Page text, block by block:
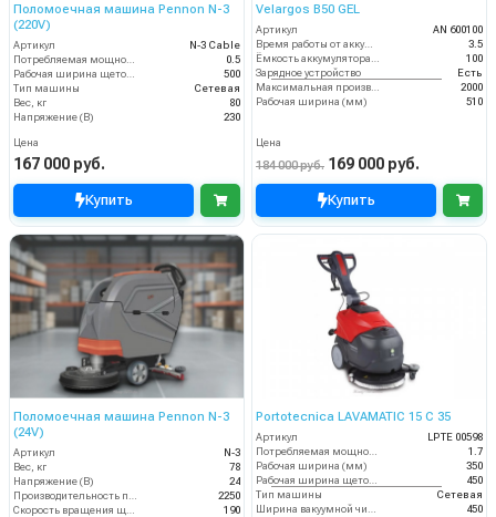
Поломоечная машина Pennon N-3
(220V)
Артикул
N-3 Cable
0.5
500
Тип машины
Сетевая
Вес, кг
80
Напряжение (В)
230
Цена
167 000 руб.
Купить
Velargos B50 GEL
Артикул
AN 600100
Время работы от аккумуляторов (ч)
3.5
100
Зарядное устройство
Есть
2000
Рабочая ширина (мм)
510
Цена
184 000 руб. 169 000 руб.
Купить
Поломоечная машина Pennon N-3
(24V)
Артикул
N-3
Вес, кг
78
Напряжение (В)
24
2250
190
Portotecnica LAVAMATIC 15 C 35
Артикул
LPTE 00598
1.7
Рабочая ширина (мм)
350
450
Тип машины
Сетевая
450